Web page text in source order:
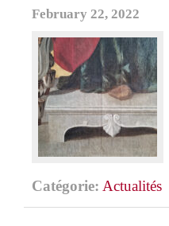
February 22, 2022
Catégorie: Actualités